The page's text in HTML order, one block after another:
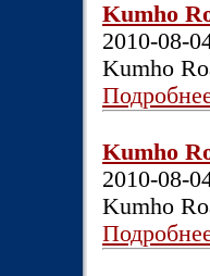
Kumho
2010-08-
Kumho
Kumho
2010-08-
Kumho